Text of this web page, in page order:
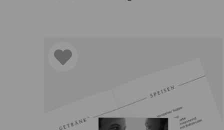
Warum sind Menükarten